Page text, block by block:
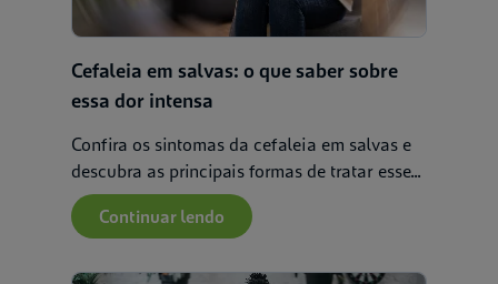
Cefaleia em salvas: o que saber sobre
essa dor intensa
Confira os sintomas da cefaleia em salvas e
descubra as principais formas de tratar esse...
Continuar lendo